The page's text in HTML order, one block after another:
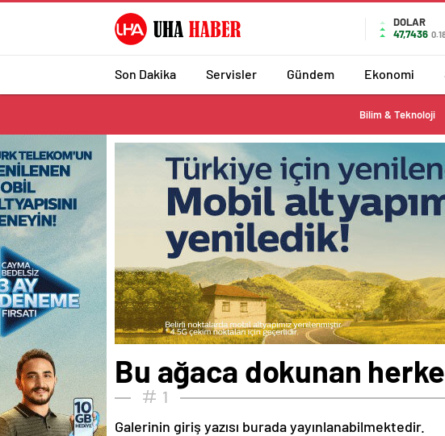
DOLAR
47,7436
Son Dakika Servisler Gündem Ekonomi
Bilim & Teknoloji
Bu ağaca dokunan
1
Galerinin giriş yazısı burada yayınlanabilmektedir.